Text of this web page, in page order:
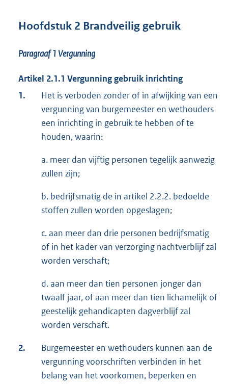
Hoofdstuk 2 Brandveilig gebruik
Paragraaf 1Vergunning
Artikel 2.1.1 Vergunning gebruik inrichting
1.
Het is verboden zonder of in afwijking van een
vergunning van burgemeester en wethouders
een inrichting in gebruik te hebben of te
houden, waarin:
a. meer dan vijftig personen tegelijk aanwezig
zullen zijn;
b. bedrijfsmatig de in artikel 2.2.2. bedoelde
stoffen zullen worden opgeslagen;
c. aan meer dan drie personen bedrijfsmatig
of in het kader van verzorging nachtverblijf zal
worden verschaft;
d. aan meer dan tien personen jonger dan
twaalf jaar, of aan meer dan tien lichamelijk of
geestelijk gehandicapten dagverblijf zal
worden verschaft.
2.
Burgemeester en wethouders kunnen aan de
vergunning voorschriften verbinden in het
belang van het voorkomen, beperken en